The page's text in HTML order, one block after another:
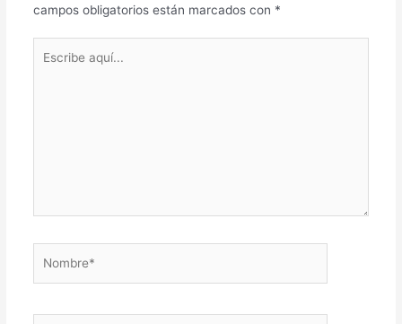
campos obligatorios están marcados con *
aquí...